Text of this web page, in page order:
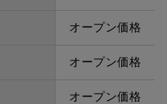
オープン価格
オープン価格
オープン価格